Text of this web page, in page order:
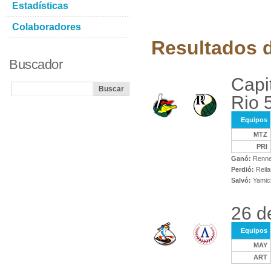
Resultados
Rio
Equipos
MTZ
PRI
Ganó:
Perdió:
Salvó:
26
Equipos
MAY
ART
Estadísticas
Colaboradores
Buscador